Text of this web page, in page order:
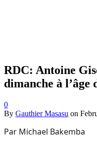
RDC: Antoine
dimanche à l’âge
0
By Gauthier Masasu on
Par Michael Bakemba